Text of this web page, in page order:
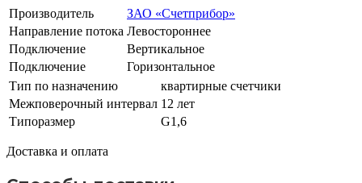
Производитель
ЗАО «Счетприбор»
Направление потока Левостороннее
Подключение
Вертикальное
Подключение
Горизонтальное
Тип по назначению
квартирные счетчики
Межповерочный интервал 12 лет
Типоразмер
G1,6
Доставка и оплата